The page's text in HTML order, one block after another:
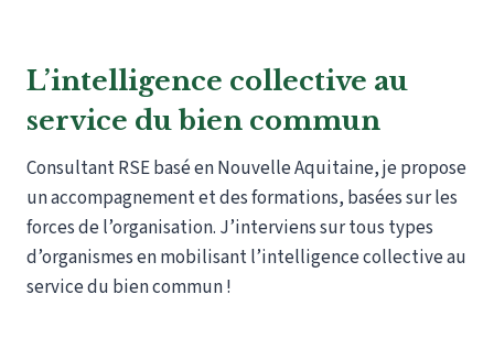
L’intelligence collective au
service du bien commun
Consultant RSE basé en Nouvelle Aquitaine, je propose
un accompagnement et des formations, basées sur les
forces de l’organisation. J’interviens sur tous types
d’organismes en mobilisant l’intelligence collective au
service du bien commun !